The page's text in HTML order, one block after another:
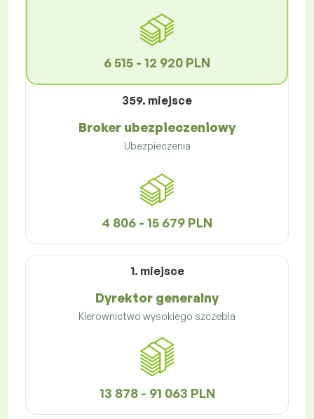
6 515 - 12 920 PLN
359. miejsce
Broker ubezpieczeniowy
Ubezpieczenia
4 806 - 15 679 PLN
1. miejsce
Dyrektor generalny
Kierownictwo wysokiego szczebla
13 878 - 91 063 PLN